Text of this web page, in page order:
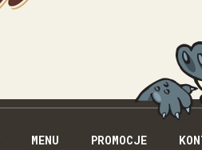
MENU PROMOCJE